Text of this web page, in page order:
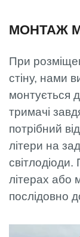
МОНТАЖ
При
стіну, нами
монтується
тримачі
потрібний
літери на
літерах або
послідовно